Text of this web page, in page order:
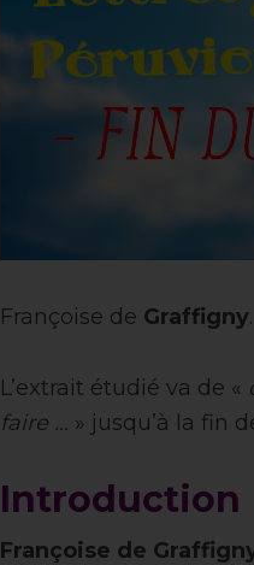
Françoise de Graffigny.
L’extrait étudié va de «
faire … » jusqu’à la fin
Introduction
Françoise de